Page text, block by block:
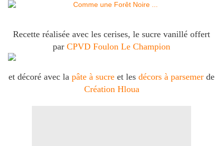
Recette réalisée avec les cerises, le sucre vanillé offert
par CPVD Foulon Le Champion
et décoré avec la pâte à sucre et les décors à parsemer de
Création Hloua